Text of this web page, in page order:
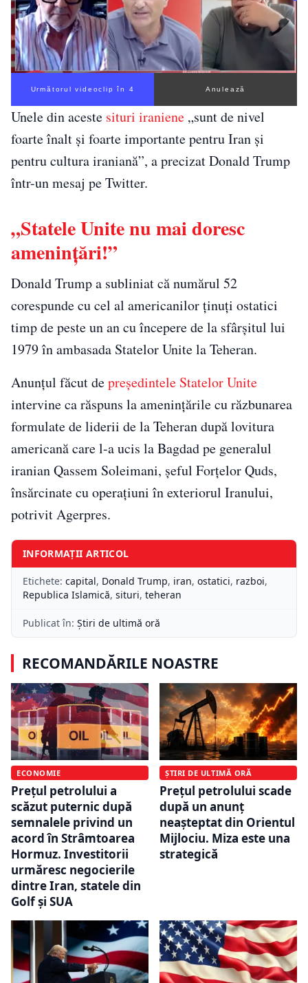
Următorul videoclip în 3 Anulează
Unele din aceste situri iraniene „sunt de nivel
foarte înalt şi foarte importante pentru Iran şi
pentru cultura iraniană”, a precizat Donald Trump
într-un mesaj pe Twitter.
„Statele Unite nu mai doresc
ameninţări!”
Donald Trump a subliniat că numărul 52
corespunde cu cel al americanilor ţinuţi ostatici
timp de peste un an cu începere de la sfârşitul lui
1979 în ambasada Statelor Unite la Teheran.
Anunţul făcut depreşedintele Statelor Unite
intervine ca răspuns la ameninţările cu răzbunarea
formulate de liderii de la Teheran după lovitura
americană care l-a ucis la Bagdad pe generalul
iranian Qassem Soleimani, şeful Forţelor Quds,
însărcinate cu operaţiuni în exteriorul Iranului,
potrivit Agerpres.
INFORMAȚII ARTICOL
Etichete: capital, Donald Trump, iran, ostatici, razboi,
Republica Islamică, situri, teheran
Publicat în: Știri de ultimă oră
RECOMANDĂRILE NOASTRE
ECONOMIE
Prețul petrolului a
scăzut puternic după
semnalele privind un
acord în Strâmtoarea
Hormuz. Investitorii
urmăresc negocierile
dintre Iran, statele din
Golf și SUA
ȘTIRI DE ULTIMĂ ORĂ
Prețul petrolului scade
după un anunț
neașteptat din Orientul
Mijlociu. Miza este una
strategică